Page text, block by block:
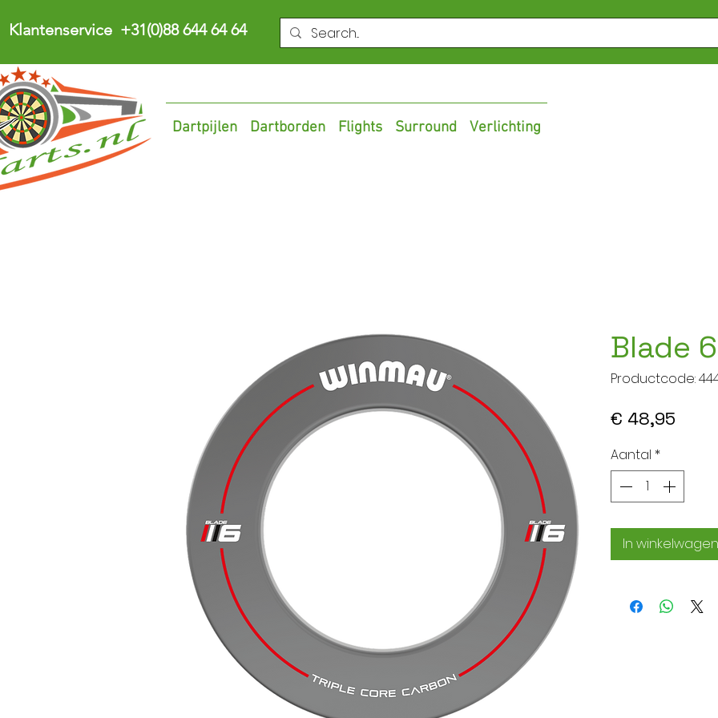
Klantenservice +31(0)88 644 64 64
Dartpijlen Dartborden Flights Surround Verlichting
Blade
Productcode:
€ 48,95
Aantal *
In winkelwagen